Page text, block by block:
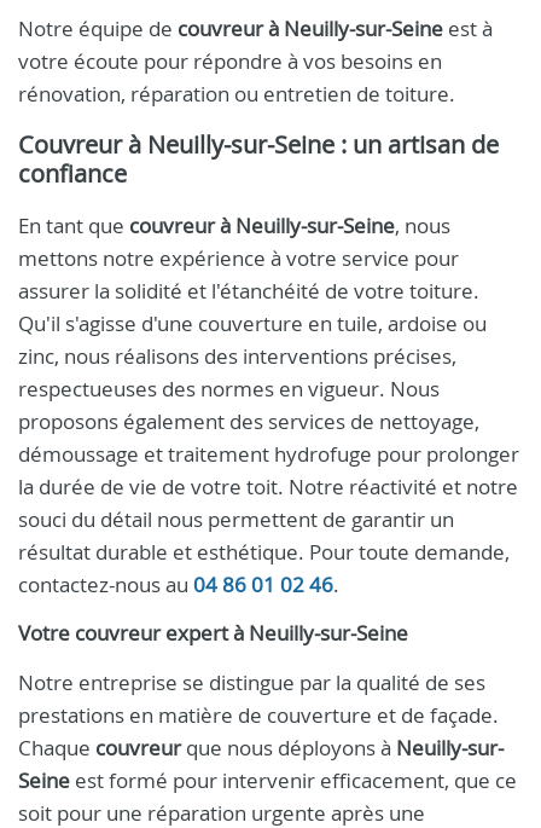
Notre équipe de couvreur à Neuilly-sur-Seine est à
votre écoute pour répondre à vos besoins en
rénovation, réparation ou entretien de toiture.
Couvreur à Neuilly-sur-Seine : un artisan de
confiance
En tant que couvreur à Neuilly-sur-Seine, nous
mettons notre expérience à votre service pour
assurer la solidité et l'étanchéité de votre toiture.
Qu'il s'agisse d'une couverture en tuile, ardoise ou
zinc, nous réalisons des interventions précises,
respectueuses des normes en vigueur. Nous
proposons également des services de nettoyage,
démoussage et traitement hydrofuge pour prolonger
la durée de vie de votre toit. Notre réactivité et notre
souci du détail nous permettent de garantir un
résultat durable et esthétique. Pour toute demande,
contactez-nous au 04 86 01 02 46.
Votre couvreurexpert à Neuilly-sur-Seine
Notre entreprise se distingue par la qualité de ses
prestations en matière de couverture et de façade.
Chaque couvreurque nous déployons à Neuilly-sur-
Seine est formé pour intervenir efficacement, que ce
soit pour une réparation urgente après une